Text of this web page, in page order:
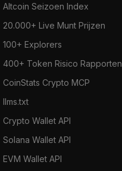
Altcoin Seizoen Index
20.000+ Live Munt Prijzen
100+ Explorers
400+ Token Risico Rapporten
CoinStats Crypto MCP
llms.txt
Crypto Wallet API
Solana Wallet API
EVM Wallet API